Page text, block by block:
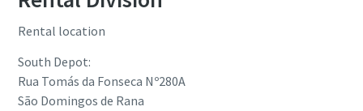
Rental location
South Depot:
Rua Tomás da Fonseca Nº280A
São Domingos de Rana